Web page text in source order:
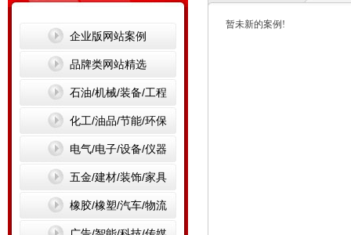
企业版网站案例
品牌类网站精选
石油/机械/装备/工程
化工/油品/节能/环保
电气/电子/设备/仪器
五金/建材/装饰/家具
橡胶/橡塑/汽车/物流
暂未新的案例!